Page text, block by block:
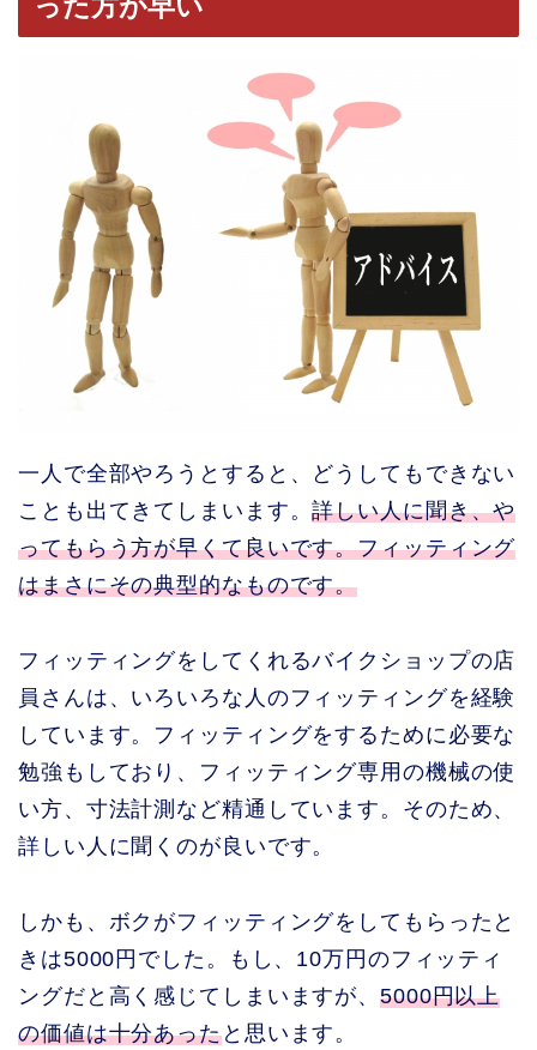
一人で全部やろうとすると、どうしてもできない
ことも出てきてしまいます。詳しい人に聞き、や
ってもらう方が早くて良いです。フィッティング
はまさにその典型的なものです。
フィッティングをしてくれるバイクショップの店
員さんは、いろいろな人のフィッティングを経験
しています。フィッティングをするために必要な
勉強もしており、フィッティング専用の機械の使
い方、寸法計測など精通しています。そのため、
詳しい人に聞くのが良いです。
しかも、ボクがフィッティングをしてもらったと
きは5000円でした。もし、10万円のフィッティ
ングだと高く感じてしまいますが、5000円以上
の価値は十分あったと思います。